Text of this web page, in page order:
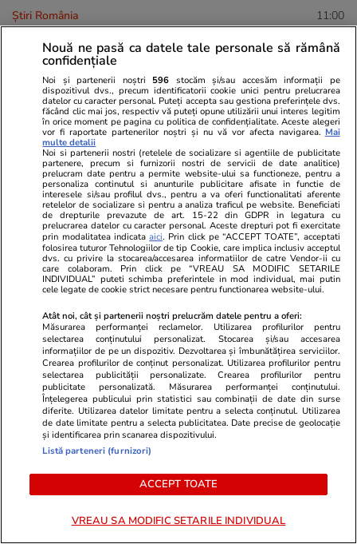
Știri România 11:00
Cel mai neperformant aeroport
din România: 80 de pasageri în
2026. Statul român îi
subvenționează funcționarea cu
peste două milioane de euro
anual
Știri România 10:00
Fiul lui Gabi Mureșan, mesaj
emoționant după decesul
fostului fotbalist.
11 iul.
The Wall sau cum lumea
reînvață limbajul războiului
Nouă ne pasă ca datele tale personale să rămână
confidențiale
Noi și partenerii noștri 596 stocăm și/sau accesăm informații pe
dispozitivul dvs., precum identificatorii cookie unici pentru prelucrarea
datelor cu caracter personal. Puteți accepta sau gestiona preferințele dvs.
făcând clic mai jos, respectiv vă puteți opune utilizării unui interes legitim
în orice moment pe pagina cu politica de confidențialitate. Aceste alegeri
vor fi raportate partenerilor noștri și nu vă vor afecta navigarea. Mai
multe detalii
Noi si partenerii nostri (retelele de socializare si agentiile de publicitate
partenere, precum si furnizorii nostri de servicii de date analitice)
prelucram date pentru a permite website-ului sa functioneze, pentru a
personaliza continutul si anunturile publicitare afisate in functie de
interesele si/sau profilul dvs., pentru a va oferi functionalitati aferente
retelelor de socializare si pentru a analiza traficul pe website. Beneficiati
de drepturile prevazute de art. 15-22 din GDPR in legatura cu
prelucrarea datelor cu caracter personal. Aceste drepturi pot fi exercitate
prin modalitatea indicataaici. Prin click pe “ACCEPT TOATE”, acceptati
folosirea tuturor Tehnologiilor de tip Cookie, care implica inclusiv acceptul
dvs. cu privire la stocarea/accesarea informatiilor de catre Vendor-ii cu
care colaboram. Prin click pe “VREAU SA MODIFIC SETARILE
INDIVIDUAL” puteti schimba preferintele in mod individual, mai putin
cele legate de cookie strict necesare pentru functionarea website-ului.
Atât noi, cât și partenerii noștri prelucrăm datele pentru a oferi:
Măsurarea performanței reclamelor. Utilizarea profilurilor pentru
selectarea conținutului personalizat. Stocarea și/sau accesarea
informațiilor de pe un dispozitiv. Dezvoltarea și îmbunătățirea serviciilor.
Crearea profilurilor de conținut personalizat. Utilizarea profilurilor pentru
selectarea publicității personalizate. Crearea profilurilor pentru
publicitate personalizată. Măsurarea performanței conținutului.
Înțelegerea publicului prin statistici sau combinații de date din surse
diferite. Utilizarea datelor limitate pentru a selecta conținutul. Utilizarea
de date limitate pentru a selecta publicitatea. Date precise de geolocație
și identificarea prin scanarea dispozitivului.
Listă parteneri (furnizori)
ACCEPT TOATE
VREAU SA MODIFIC SETARILE INDIVIDUAL